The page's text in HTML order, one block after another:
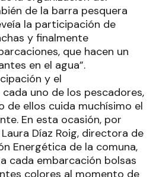
de la barra pesquera
la participación de
y finalmente
que hacen un
en el agua”.
y el
uno de los pescadores,
de ellos cuida muchísimo el
En esta ocasión, por
Díaz Roig, directora de
Energética de la comuna,
cada embarcación bolsas
colores al momento de